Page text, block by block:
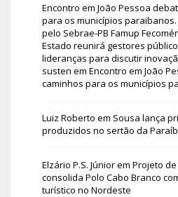
Encontro em João Pessoa
para os municípios
pelo Sebrae-PB Famup
Estado reunirá gestores
lideranças para discutir
susten em Encontro em João
caminhos para os municípios
Luiz Roberto em Sousa lança
produzidos no sertão da
Elzário P.S. Júniorem Projeto de
consolida Polo Cabo Branco
turístico no Nordeste